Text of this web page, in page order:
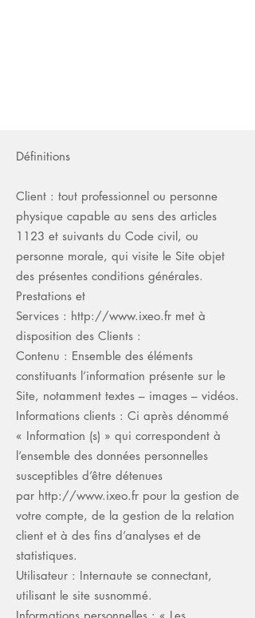
Définitions
Client : tout professionnel ou personne
physique capable au sens des articles
1123 et suivants du Code civil, ou
personne morale, qui visite le Site objet
des présentes conditions générales.
Prestations et
Services : http://www.ixeo.fr met à
disposition des Clients :
Contenu : Ensemble des éléments
constituants l’information présente sur le
Site, notamment textes – images – vidéos.
Informations clients : Ci après dénommé
« Information (s) » qui correspondent à
l’ensemble des données personnelles
susceptibles d’être détenues
par http://www.ixeo.fr pour la gestion de
votre compte, de la gestion de la relation
client et à des fins d’analyses et de
statistiques.
Utilisateur : Internaute se connectant,
utilisant le site susnommé.